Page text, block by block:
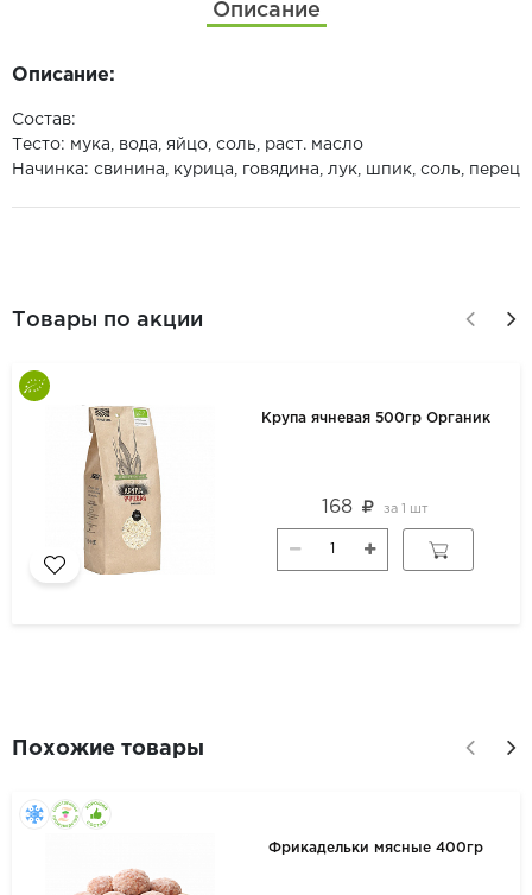
Описание
Описание:
Состав:
Тесто: мука, вода, яйцо, соль, раст. масло
Начинка: свинина, курица, говядина, лук, шпик, соль, перец
Товары по акции
Крупа ячневая 500гр Органик
168 за 1 шт
Похожие товары
Фрикадельки мясные 400гр